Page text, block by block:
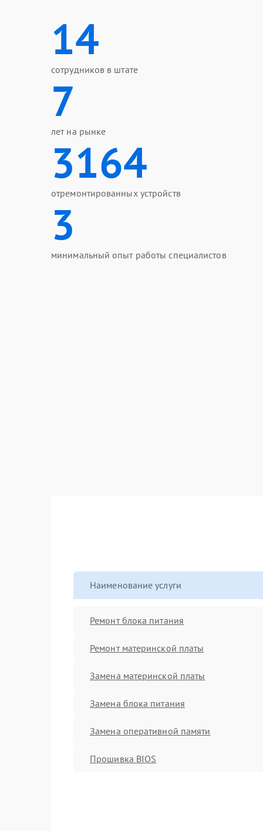
14
сотрудников в штате
7
лет на рынке
3164
отремонтированных устройств
3
минимальный опыт работы специалистов
Наименование услуги
Ремонт блока питания
Ремонт материнской платы
Замена материнской платы
Замена блока питания
Замена оперативной памяти
Прошивка BIOS